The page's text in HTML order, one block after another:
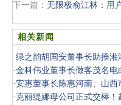
下一篇： 无限极俞江林：用
相关新闻
·绿之韵胡国安董事长助推湘
·金科伟业董事长做客茂名电
·安惠董事长陈惠河南、山西
· 克丽缇娜母公司正式交棒！